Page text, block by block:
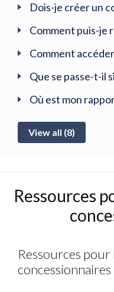
Dois-je créer un
Comment puis-je
Comment
Que se passe-t-il
Où est mon
View all (8)
Ressources
Ressources
concessionnaires